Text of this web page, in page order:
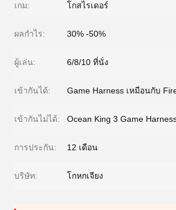
เกม: โกสไรเดอร์
ผลกำไร: 30% -50%
ผู้เล่น: 6/8/10 ที่นั่ง
เข้ากันได้: Game Harness เหมือนกับ
เข้ากันไม่ได้: Ocean King 3 Game
การประกัน: 12 เดือน
บริษัท: โกหกเจียง